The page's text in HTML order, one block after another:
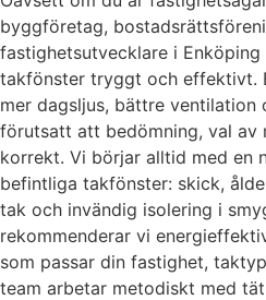
byggföretag,
fastighetsutvecklare i
takfönster tryggt och effektivt.
mer dagsljus, bättre ventilation
förutsatt att bedömning, val av
korrekt. Vi börjar alltid med en
befintliga takfönster: skick,
tak och invändig isolering i
rekommenderar vi
som passar din fastighet,
team arbetar metodiskt med